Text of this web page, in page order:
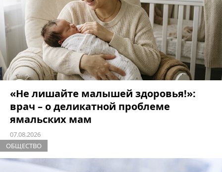
«Не лишайте малышей здоровья!»:
врач – о деликатной проблеме
ямальских мам
07.08.2026
ОБЩЕСТВО